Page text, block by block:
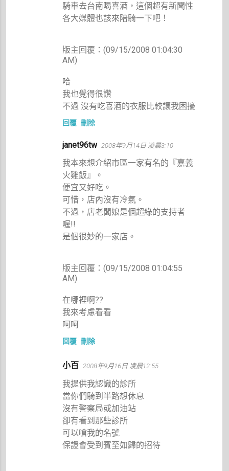
騎車去台南喝喜酒，這個超有新聞性
各大媒體也該來陪騎一下吧！
版主回覆：(09/15/2008 01:04:30
AM)
哈
我也覺得很讚
不過 沒有吃喜酒的衣服比較讓我困擾
回覆 刪除
janet96tw 2008年9月14日 凌晨3:10
我本來想介紹市區一家有名的『嘉義
火雞飯』。
便宜又好吃。
可惜，店內沒有冷氣。
不過，店老闆娘是個超綠的支持者
喔!!
是個很妙的一家店。
版主回覆：(09/15/2008 01:04:55
AM)
在哪裡啊??
我來考慮看看
呵呵
回覆 刪除
小百 2008年9月16日 凌晨12:55
我提供我認識的診所
當你們騎到半路想休息
沒有警察局或加油站
卻有看到那些診所
可以嗆我的名號
保證會受到賓至如歸的招待